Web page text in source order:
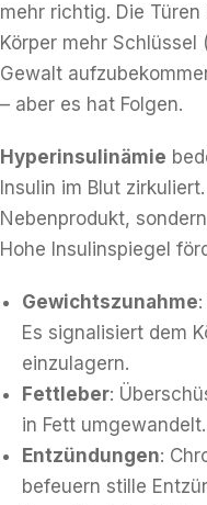
mehr richtig. Die
Körper mehr
Gewalt
– aber es hat Folgen.
Hyperinsulinämie
Insulin im Blut
Nebenprodukt,
Hohe Insulinspiegel
Gewichtszunahme
Es signalisiert dem
einzulagern.
Fettleber:
in Fett umgewandelt.
Entzündungen:
befeuern stille